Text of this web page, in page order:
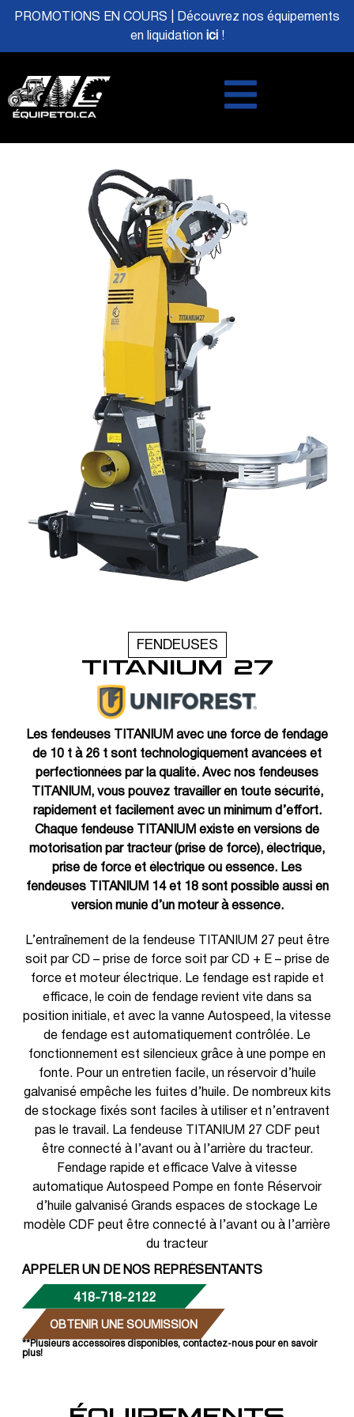
PROMOTIONS EN COURS | Découvrez nos équipements
en liquidation ici !
FENDEUSES
TITANIUM 27
Les fendeuses TITANIUM avec une force de fendage
de 10 t à 26 t sont technologiquement avancées et
perfectionnées par la qualité. Avec nos fendeuses
TITANIUM, vous pouvez travailler en toute sécurité,
rapidement et facilement avec un minimum d’effort.
Chaque fendeuse TITANIUM existe en versions de
motorisation par tracteur (prise de force), électrique,
prise de force et électrique ou essence. Les
fendeuses TITANIUM 14 et 18 sont possible aussi en
version munie d’un moteur à essence.
L’entraînement de la fendeuse TITANIUM 27 peut être
soit par CD – prise de force soit par CD + E – prise de
force et moteur électrique. Le fendage est rapide et
efficace, le coin de fendage revient vite dans sa
position initiale, et avec la vanne Autospeed, la vitesse
de fendage est automatiquement contrôlée. Le
fonctionnement est silencieux grâce à une pompe en
fonte. Pour un entretien facile, un réservoir d’huile
galvanisé empêche les fuites d’huile. De nombreux kits
de stockage fixés sont faciles à utiliser et n’entravent
pas le travail. La fendeuse TITANIUM 27 CDF peut
être connecté à l’avant ou à l’arrière du tracteur.
Fendage rapide et efficace Valve à vitesse
automatique Autospeed Pompe en fonte Réservoir
d’huile galvanisé Grands espaces de stockage Le
modèle CDF peut être connecté à l’avant ou à l’arrière
du tracteur
APPELER UN DE NOS REPRÉSENTANTS
418-718-2122
OBTENIR UNE SOUMISSION
**Plusieurs accessoires disponibles, contactez-nous pour en savoir
plus!